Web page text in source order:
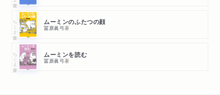
ちくま文庫 ムーミンのふたつの顔
冨原眞弓著
ちくま文庫 ムーミンを読む
冨原眞弓著